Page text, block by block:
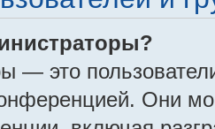
— это
Они